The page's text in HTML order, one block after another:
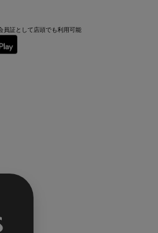
員証として店頭でも利用可能